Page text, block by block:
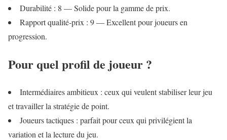
Durabilité : 8 — Solide pour la gamme de prix.
Rapport qualité‑prix : 9 — Excellent pour joueurs en
progression.
Pour quel profil de joueur ?
Intermédiaires ambitieux : ceux qui veulent stabiliser leur jeu
et travailler la stratégie de point.
Joueurs tactiques : parfait pour ceux qui privilégient la
variation et la lecture du jeu.